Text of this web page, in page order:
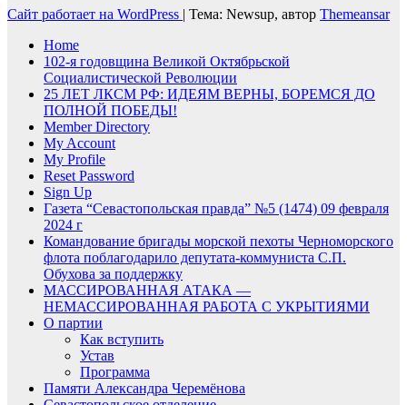
Сайт работает на WordPress | Тема: Newsup, автор Themeansar
Home
102-я годовщина Великой Октябрьской
Социалистической Революции
25 ЛЕТ ЛКСМ РФ: ИДЕЯМ ВЕРНЫ, БОРЕМСЯ ДО
ПОЛНОЙ ПОБЕДЫ!
Member Directory
My Account
My Profile
Reset Password
Sign Up
Газета “Севастопольская правда” №5 (1474) 09 февраля
2024 г
Командование бригады морской пехоты Черноморского
флота поблагодарило депутата-коммуниста С.П.
Обухова за поддержку
МАССИРОВАННАЯ АТАКА —
НЕМАССИРОВАННАЯ РАБОТА С УКРЫТИЯМИ
О партии
Как вступить
Устав
Программа
Памяти Александра Черемёнова